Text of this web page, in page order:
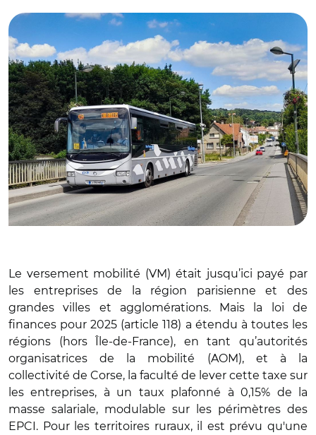
Le versement mobilité (VM) était jusqu’ici payé par
les entreprises de la région parisienne et des
grandes villes et agglomérations. Mais la loi de
finances pour 2025 (article 118) a étendu à toutes les
régions (hors Île-de-France), en tant qu’autorités
organisatrices de la mobilité (AOM), et à la
collectivité de Corse, la faculté de lever cette taxe sur
les entreprises, à un taux plafonné à 0,15% de la
masse salariale, modulable sur les périmètres des
EPCI. Pour les territoires ruraux, il est prévu qu'une